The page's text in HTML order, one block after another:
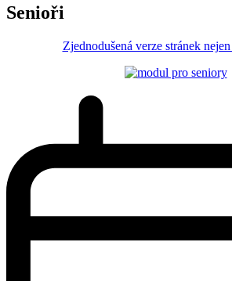
Senioři
Zjednodušená verze stránek